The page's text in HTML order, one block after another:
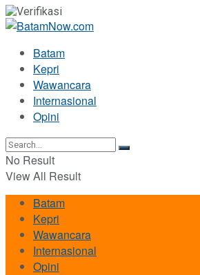
Batam
Kepri
Wawancara
Internasional
Opini
No Result
View All Result
Batam
Kepri
Wawancara
Internasional
Opini